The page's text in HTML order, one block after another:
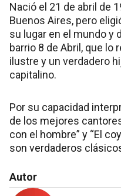
Nació el 21 de abril de
Buenos Aires, pero
su lugar en el mundo y
barrio 8 de Abril, que
ilustre y un verdadero
capitalino.
Por su capacidad
de los mejores
con el hombre” y “El
son verdaderos
Autor